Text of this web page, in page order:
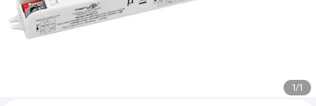
1
/
1